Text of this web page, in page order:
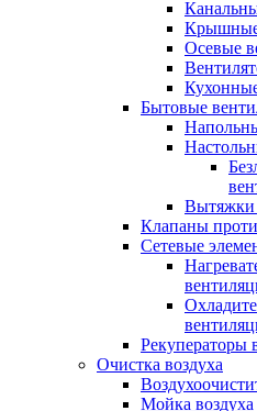
Крышные
Осевые
Бытовые
Вытяжки
Клапаны
Сетевые
Рекуператоры
Очистка воздуха
Мойка воздуха